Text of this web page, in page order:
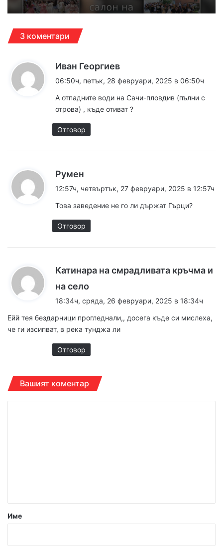
3 коментари
Иван Георгиев
а
а
:
06:50ч, петък, 28 февруари, 2025 в 06:50ч
А отпадните води на Сачи-пловдив (пълни с
отрова) , къде отиват ?
Отговор
Румен
а
:
12:57ч, четвъртък, 27 февруари, 2025 в 12:57ч
Това заведение не го ли държат Гърци?
Отговор
Катинара на смрадливата кръчма и
на село
а
:
18:34ч, сряда, 26 февруари, 2025 в 18:34ч
Ейй тея бездарници прогледнали,, досега къде си мислеха,
че ги изсипват, в река тунджа ли
Отговор
Вашият коментар
р
Име